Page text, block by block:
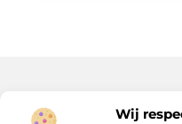
Wij
Onze informatie